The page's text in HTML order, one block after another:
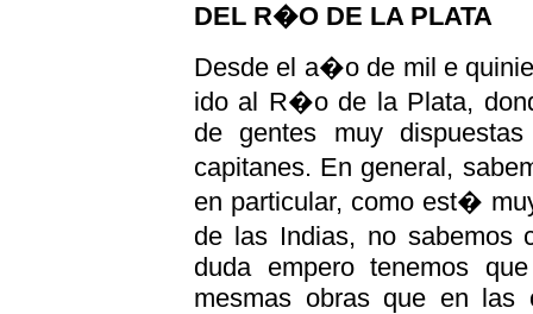
DEL R�O DE LA PLATA
Desde el a�o de mil e
ido al R�o de la Plata,
de gentes muy
capitanes. En general,
en particular, como est�
de las Indias, no sabemos
duda empero tenemos
mesmas obras que en las